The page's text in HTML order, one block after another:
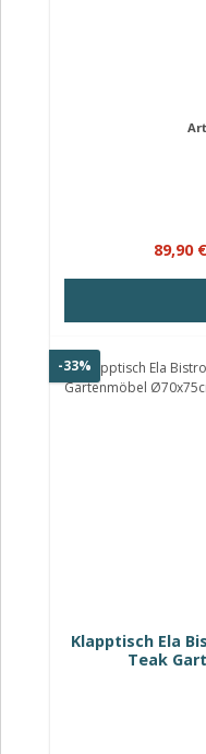
89,90 €
-33% Rabatt
Klapptisch Ela
Teak